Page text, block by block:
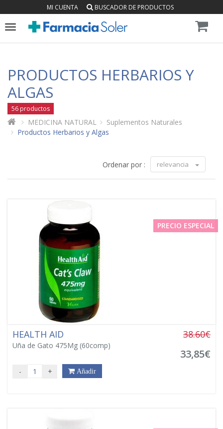
MI CUENTA BUSCADOR DE PRODUCTOS
Toggle
PRODUCTOS HERBARIOS Y
ALGAS
56 productos
MEDICINA NATURAL
Suplementos Naturales
Productos Herbarios y Algas
Ordenar por : relevancia
PRECIO ESPECIAL
HEALTH AID
Uña de Gato 475Mg (60comp)
38.60€
33,85€
- + Añadir